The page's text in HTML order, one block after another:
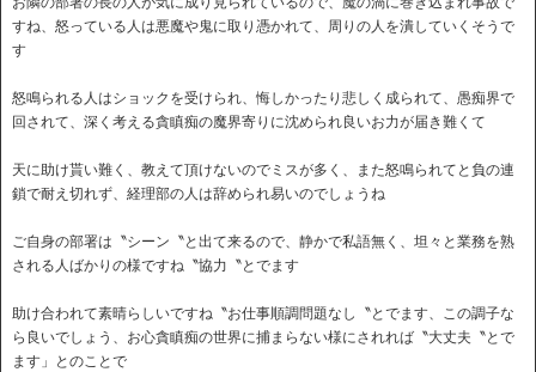
すね、怒っている人は悪魔や鬼に取り憑かれて、周りの人を潰していくそうで
す
怒鳴られる人はショックを受けられ、悔しかったり悲しく成られて、愚痴界で
回されて、深く考える貪瞋痴の魔界寄りに沈められ良いお力が届き難くて
天に助け貰い難く、教えて頂けないのでミスが多く、また怒鳴られてと負の連
鎖で耐え切れず、経理部の人は辞められ易いのでしょうね
ご自身の部署は〝シーン〝と出て来るので、静かで私語無く、坦々と業務を熟
される人ばかりの様ですね〝協力〝とでます
助け合われて素晴らしいですね〝お仕事順調問題なし〝とでます、この調子な
ら良いでしょう、お心貪瞋痴の世界に捕まらない様にされれば〝大丈夫〝とで
ます」とのことで